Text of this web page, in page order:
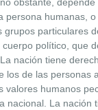
obstante, depende
persona humanas,
grupos particulares
político, que
nación tiene
los de las personas
valores humanos
nacional. La nación